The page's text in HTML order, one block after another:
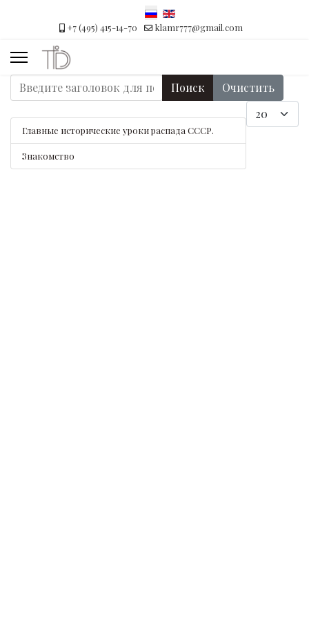
+7 (495) 415-14-70 klamr777@gmail.com
Поиск Очистить
Кол-во строк:
Главные исторические уроки распада СССР.
Знакомство